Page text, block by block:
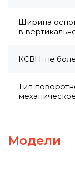
Ширина
в
КСВН: не
Тип
Модели